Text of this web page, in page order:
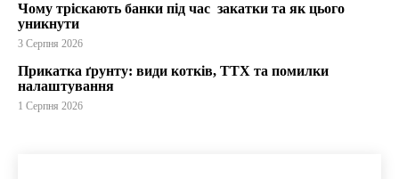
Чому тріскають банки під час закатки та як цього
уникнути
3 Серпня 2026
Прикатка ґрунту: види котків, ТТХ та помилки
налаштування
1 Серпня 2026